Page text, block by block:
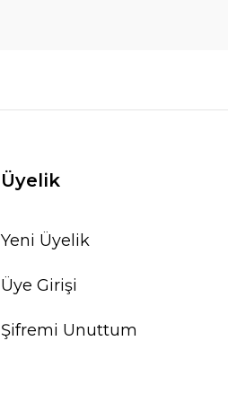
Üyelik
Yeni Üyelik
Üye Girişi
Şifremi Unuttum